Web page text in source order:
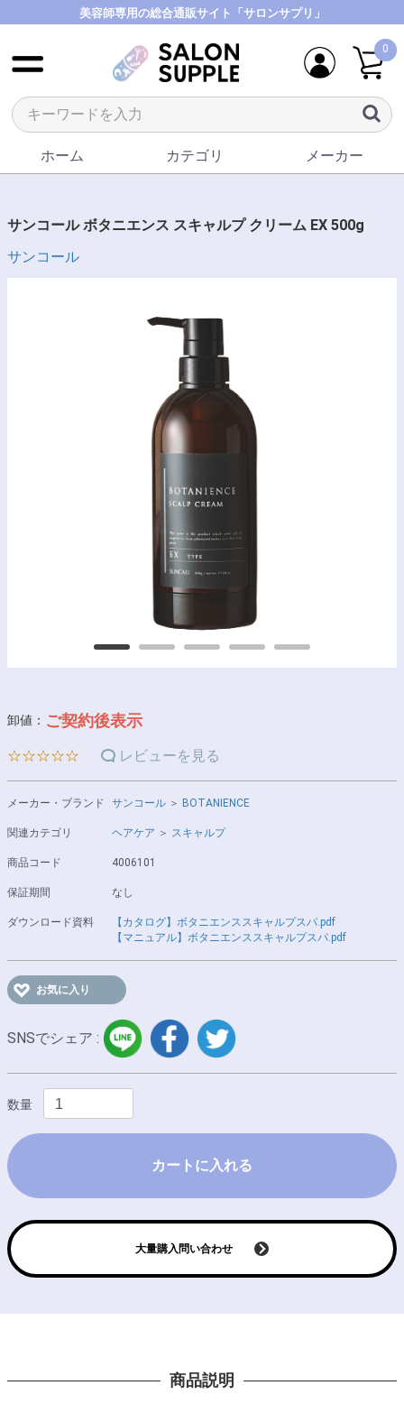
美容師専用の総合通販サイト「サロンサプリ」
0
ホーム カテゴリ メーカー
サンコール ボタニエンス スキャルプ クリーム EX 500g
サンコール
卸値： ご契約後表示
☆☆☆☆☆ レビューを見る
メーカー・ブランド サンコール ＞ BOTANIENCE
関連カテゴリ ヘアケア ＞ スキャルプ
商品コード 4006101
保証期間 なし
ダウンロード資料
【カタログ】ボタニエンススキャルプスパ.pdf
【マニュアル】ボタニエンススキャルプスパ.pdf
お気に入り
SNSでシェア :
LINE facebook
数量
カートに入れる
大量購入問い合わせ
商品説明